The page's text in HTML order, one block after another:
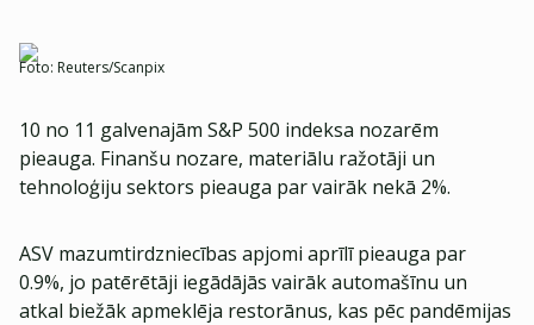
Foto: Reuters/Scanpix
10 no 11 galvenajām S&P 500 indeksa nozarēm
pieauga. Finanšu nozare, materiālu ražotāji un
tehnoloģiju sektors pieauga par vairāk nekā 2%.
ASV mazumtirdzniecības apjomi aprīlī pieauga par
0.9%, jo patērētāji iegādājās vairāk automašīnu un
atkal biežāk apmeklēja restorānus, kas pēc pandēmijas